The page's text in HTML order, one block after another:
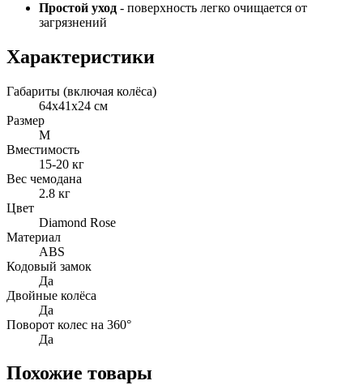
Простой уход - поверхность легко очищается от
загрязнений
Характеристики
Габариты (включая колёса)
64х41х24 см
Размер
M
Вместимость
15-20 кг
Вес чемодана
2.8 кг
Цвет
Diamond Rose
Материал
ABS
Кодовый замок
Да
Двойные колёса
Да
Поворот колес на 360°
Да
Похожие товары